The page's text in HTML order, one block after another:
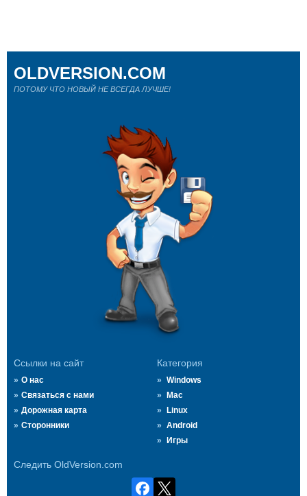
Ссылки на сайт
О нас
Связаться с нами
Дорожная карта
Сторонники
Категория
Windows
Mac
Linux
Android
Игры
Следить OldVersion.com
OLDVERSION.COM
ПОТОМУ ЧТО НОВЫЙ НЕ ВСЕГДА ЛУЧШЕ!